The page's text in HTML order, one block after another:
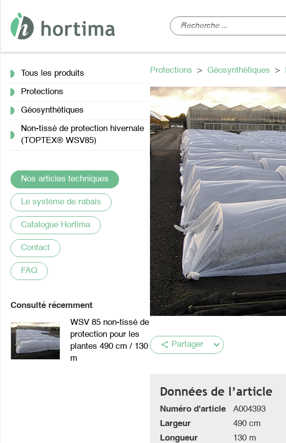
Tous les produits
Protections
Géosynthétiques
Non-tissé de protection hivernale
(TOPTEX® WSV85)
Nos articles techniques
Le système de rabais
Catalogue Hortima
Contact
FAQ
Consulté récemment
WSV 85 non-tissé de
protection pour les
plantes 490 cm / 130
m
Protections > Géosynthétiques >
share Partager
Données de l’article
Numéro d'article
A004393
Largeur
490 cm
Longueur
130 m